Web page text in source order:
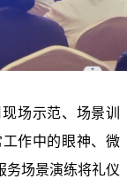
场示范、场景训
作中的眼神、微
务场景演练将礼仪